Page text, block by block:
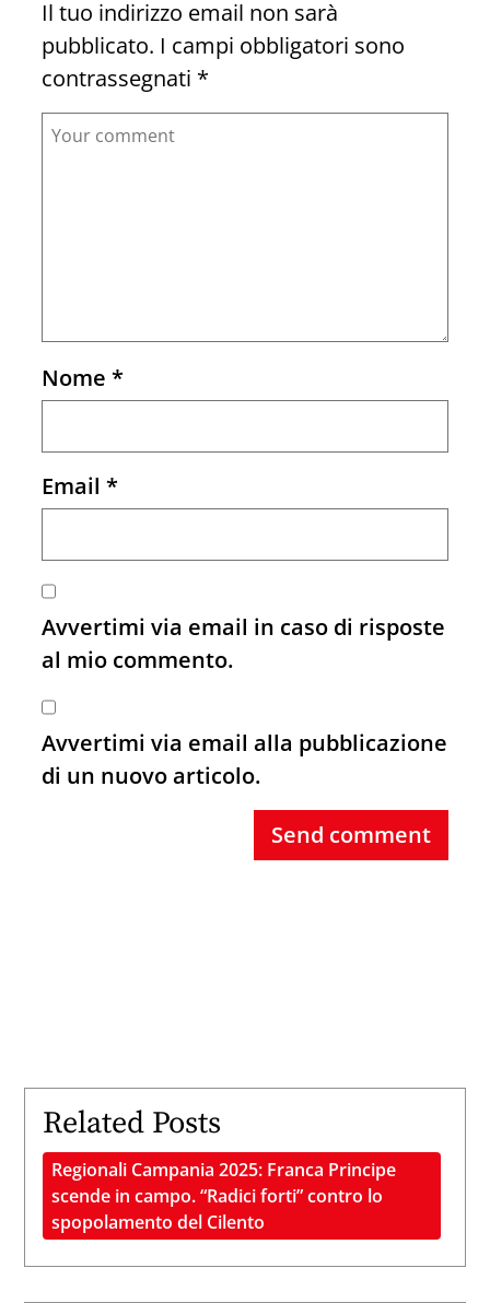
Il tuo indirizzo email non sarà
pubblicato. I campi obbligatori sono
contrassegnati *
Comment
Nome*
Email*
Avvertimi via email in caso di risposte
al mio commento.
Avvertimi via email alla pubblicazione
di un nuovo articolo.
Send comment
Related Posts
Regionali Campania 2025: Franca Principe
scende in campo. “Radici forti” contro lo
spopolamento del Cilento